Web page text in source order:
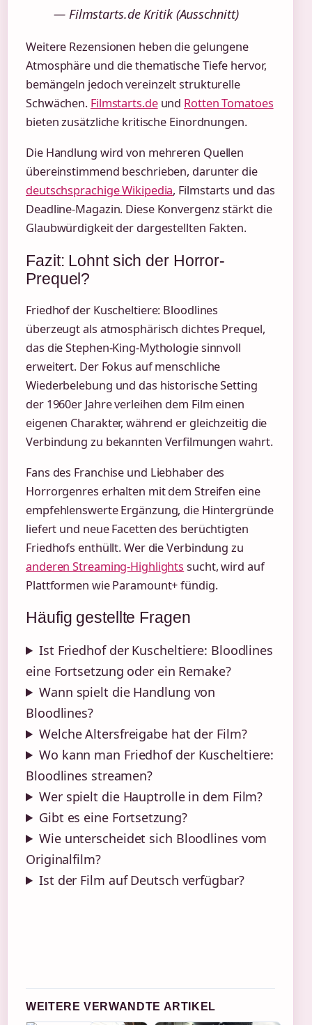
— Filmstarts.de Kritik (Ausschnitt)
Weitere Rezensionen heben die gelungene
Atmosphäre und die thematische Tiefe hervor,
bemängeln jedoch vereinzelt strukturelle
Schwächen. Filmstarts.deund Rotten Tomatoes
bieten zusätzliche kritische Einordnungen.
Die Handlung wird von mehreren Quellen
übereinstimmend beschrieben, darunter die
deutschsprachige Wikipedia, Filmstarts und das
Deadline-Magazin. Diese Konvergenz stärkt die
Glaubwürdigkeit der dargestellten Fakten.
Fazit: Lohnt sich der Horror-
Prequel?
Friedhof der Kuscheltiere: Bloodlines
überzeugt als atmosphärisch dichtes Prequel,
das die Stephen-King-Mythologie sinnvoll
erweitert. Der Fokus auf menschliche
Wiederbelebung und das historische Setting
der 1960er Jahre verleihen dem Film einen
eigenen Charakter, während er gleichzeitig die
Verbindung zu bekannten Verfilmungen wahrt.
Fans des Franchise und Liebhaber des
Horrorgenres erhalten mit dem Streifen eine
empfehlenswerte Ergänzung, die Hintergründe
liefert und neue Facetten des berüchtigten
Friedhofs enthüllt. Wer die Verbindung zu
anderen Streaming-Highlights sucht, wird auf
Plattformen wie Paramount+ fündig.
Häufig gestellte Fragen
Ist Friedhof der Kuscheltiere: Bloodlines
eine Fortsetzung oder ein Remake?
Wann spielt die Handlung von
Bloodlines?
Welche Altersfreigabe hat der Film?
Wo kann man Friedhof der Kuscheltiere:
Bloodlines streamen?
Wer spielt die Hauptrolle in dem Film?
Gibt es eine Fortsetzung?
Wie unterscheidet sich Bloodlines vom
Originalfilm?
Ist der Film auf Deutsch verfügbar?
WEITERE VERWANDTE ARTIKEL